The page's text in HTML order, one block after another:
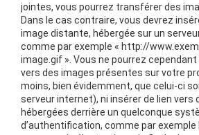
jointes, vous pourrez transférer des
Dans le cas contraire, vous devrez
image distante, hébergée sur un
comme par exemple « http://
image.gif ». Vous ne pourrez cependant
vers des images présentes sur votre
moins, bien évidemment, que celui-ci
serveur internet), ni insérer de lien vers
hébergées derrière un quelconque
d’authentification, comme par exemple